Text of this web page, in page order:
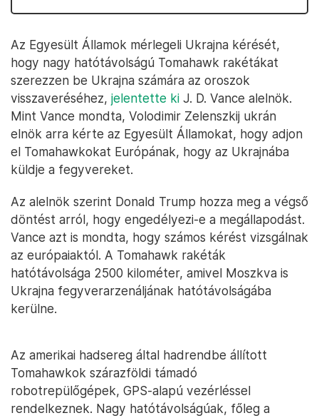
Az Egyesült Államok mérlegeli Ukrajna kérését,
hogy nagy hatótávolságú Tomahawk rakétákat
szerezzen be Ukrajna számára az oroszok
visszaveréséhez, jelentette ki J. D. Vance alelnök.
Mint Vance mondta, Volodimir Zelenszkij ukrán
elnök arra kérte az Egyesült Államokat, hogy adjon
el Tomahawkokat Európának, hogy az Ukrajnába
küldje a fegyvereket.
Az alelnök szerint Donald Trump hozza meg a végső
döntést arról, hogy engedélyezi-e a megállapodást.
Vance azt is mondta, hogy számos kérést vizsgálnak
az európaiaktól. A Tomahawk rakéták
hatótávolsága 2500 kilométer, amivel Moszkva is
Ukrajna fegyverarzenáljának hatótávolságába
kerülne.
Az amerikai hadsereg által hadrendbe állított
Tomahawkok szárazföldi támadó
robotrepülőgépek, GPS-alapú vezérléssel
rendelkeznek. Nagy hatótávolságúak, főleg a